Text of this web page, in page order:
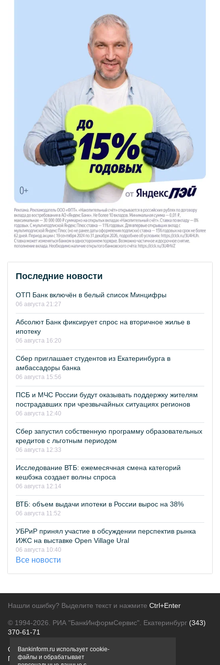
Последние новости
ОТП Банк включён в белый список Минцифры
06 августа 21:27
Абсолют Банк фиксирует спрос на вторичное жилье в
ипотеку
06 августа 16:20
Сбер приглашает студентов из Екатеринбурга в
амбассадоры банка
06 августа 15:56
ПСБ и МЧС России будут оказывать поддержку жителям
пострадавших при чрезвычайных ситуациях регионов
06 августа 12:40
Сбер запустил собственную программу образовательных
кредитов с льготным периодом
06 августа 12:33
Исследование ВТБ: ежемесячная смена категорий
кешбэка создает волны спроса
06 августа 12:14
ВТБ: объем выдачи ипотеки в России вырос на 38%
06 августа 11:52
УБРиР принял участие в обсуждении перспектив рынка
ИЖС на выставке Open Village Ural
06 августа 10:40
Все новости
Нашли ошибку? Выделите текст и нажмите Ctrl+Enter
© 1994-2026. РИА "БанкИнформСервис". Екатеринбург (343)
370-61-71
О проектеПолитика конфиденциальности
Правовая информацияДля рекламодателей
Bankinform.ru использует cookie-
файлы и обрабатывает